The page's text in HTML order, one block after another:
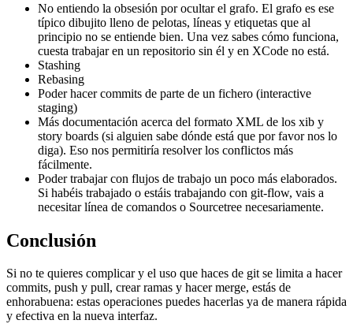
No entiendo la obsesión por ocultar el grafo. El grafo es ese
típico dibujito lleno de pelotas, líneas y etiquetas que al
principio no se entiende bien. Una vez sabes cómo funciona,
cuesta trabajar en un repositorio sin él y en XCode no está.
Stashing
Rebasing
Poder hacer commits de parte de un fichero (interactive
staging)
Más documentación acerca del formato XML de los xib y
story boards (si alguien sabe dónde está que por favor nos lo
diga). Eso nos permitiría resolver los conflictos más
fácilmente.
Poder trabajar con flujos de trabajo un poco más elaborados.
Si habéis trabajado o estáis trabajando con git-flow, vais a
necesitar línea de comandos o Sourcetree necesariamente.
Conclusión
Si no te quieres complicar y el uso que haces de git se limita a hacer
commits, push y pull, crear ramas y hacer merge, estás de
enhorabuena: estas operaciones puedes hacerlas ya de manera rápida
y efectiva en la nueva interfaz.